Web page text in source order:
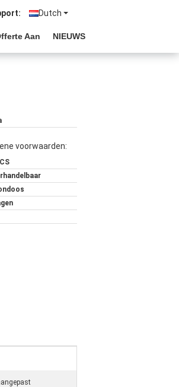
Dutch
Aan NIEUWS
voorwaarden: